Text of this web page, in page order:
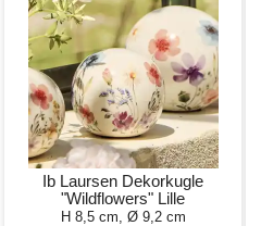
Ib Laursen Dekorkugle
"Wildflowers" Lille
H 8,5 cm, Ø 9,2 cm